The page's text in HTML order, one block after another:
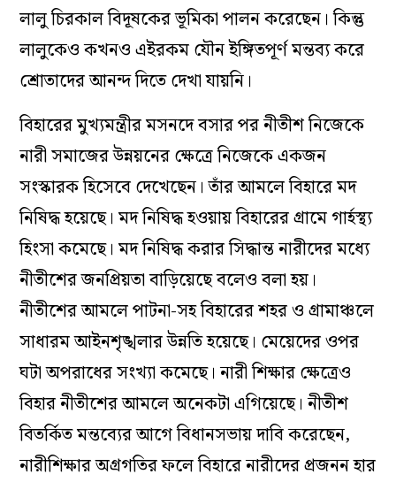
লালু চিরকাল বিদূষকের ভূমিকা পালন করেছেন। কিন্তু
লালুকেও কখনও এইরকম যৌন ইঙ্গিতপূর্ণ মন্তব‌্য করে
শ্রোতাদের আনন্দ দিতে দেখা যায়নি।
বিহারের মুখ‌্যমন্ত্রীর মসনদে বসার পর নীতীশ নিজেকে
নারী সমাজের উন্নয়নের ক্ষেত্রে নিজেকে একজন
সংস্কারক হিসেবে দেখেছেন। তাঁর আমলে বিহারে মদ
নিষিদ্ধ হয়েছে। মদ নিষিদ্ধ হওয়ায় বিহারের গ্রামে গার্হস্থ‌্য
হিংসা কমেছে। মদ নিষিদ্ধ করার সিদ্ধান্ত নারীদের মধ্যে
নীতীশের জনপ্রিয়তা বাড়িয়েছে বলেও বলা হয়।
নীতীশের আমলে পাটনা-সহ বিহারের শহর ও গ্রামাঞ্চলে
সাধারম আইনশৃঙ্খলার উন্নতি হয়েছে। মেয়েদের ওপর
ঘটা অপরাধের সংখ‌্যা কমেছে। নারী শিক্ষার ক্ষেত্রেও
বিহার নীতীশের আমলে অনেকটা এগিয়েছে। নীতীশ
বিতর্কিত মন্তব্যের আগে বিধানসভায় দাবি করেছেন,
নারীশিক্ষার অগ্রগতির ফলে বিহারে নারীদের প্রজনন হার